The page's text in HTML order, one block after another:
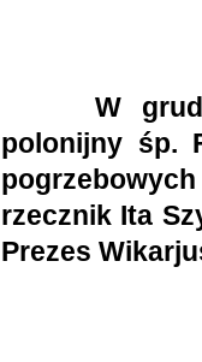
W
polonijny śp.
rzecznik Ita
Prezes